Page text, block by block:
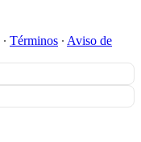
∙ Términos ∙ Aviso de